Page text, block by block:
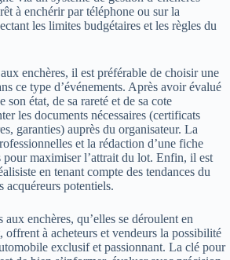
à enchérir par téléphone ou sur la
les limites budgétaires et les règles du
enchères, il est préférable de choisir une
ce type d’événements. Après avoir évalué
état, de sa rareté et de sa cote
les documents nécessaires (certificats
garanties) auprès du organisateur. La
et la rédaction d’une fiche
pour maximiser l’attrait du lot. Enfin, il est
en tenant compte des tendances du
acquéreurs potentiels.
enchères, qu’elles se déroulent en
offrent à acheteurs et vendeurs la possibilité
exclusif et passionnant. La clé pour